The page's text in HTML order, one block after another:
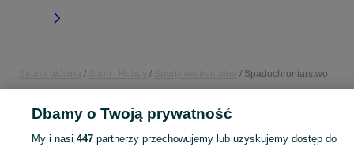
Spadochroniarstwo
POLSKA
Dbamy o Twoją prywatność
My i nasi 447partnerzy przechowujemy lub uzyskujemy dostęp do